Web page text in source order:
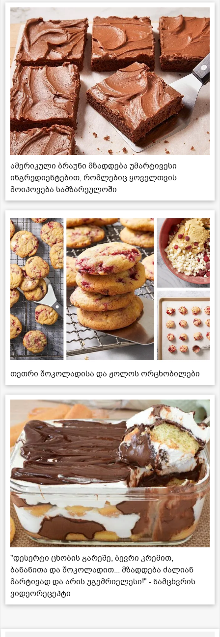
ამერიკული ბრაუნი მზადდება უმარტივესი
ინგრედიენტებით, რომლებიც ყოველთვის
მოიპოვება სამზარეულოში
თეთრი შოკოლადისა და ჟოლოს ორცხობილები
"დესერტი ცხობის გარეშე, ბევრი კრემით,
ბანანითა და შოკოლადით... მზადდება ძალიან
მარტივად და არის უგემრიელესი!" - ნამცხვრის
ვიდეორეცეპტი